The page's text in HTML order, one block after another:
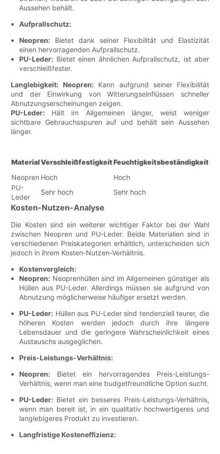
Aussehen behält.
Aufprallschutz:
Neopren: Bietet dank seiner Flexibilität und Elastizität
einen hervorragenden Aufprallschutz.
PU-Leder: Bietet einen ähnlichen Aufprallschutz, ist aber
verschleißfester.
Langlebigkeit: Neopren: Kann aufgrund seiner Flexibilität
und der Einwirkung von Witterungseinflüssen schneller
Abnutzungserscheinungen zeigen.
PU-Leder: Hält im Allgemeinen länger, weist weniger
sichtbare Gebrauchsspuren auf und behält sein Aussehen
länger.
MaterialVerschleißfestigkeitFeuchtigkeitsbeständigkeit
Neopren Hoch Hoch
PU-
Leder
Sehr hoch Sehr hoch
Kosten-Nutzen-Analyse
Die Kosten sind ein weiterer wichtiger Faktor bei der Wahl
zwischen Neopren und PU-Leder. Beide Materialien sind in
verschiedenen Preiskategorien erhältlich, unterscheiden sich
jedoch in ihrem Kosten-Nutzen-Verhältnis.
Kostenvergleich:
Neopren: Neoprenhüllen sind im Allgemeinen günstiger als
Hüllen aus PU-Leder. Allerdings müssen sie aufgrund von
Abnutzung möglicherweise häufiger ersetzt werden.
PU-Leder: Hüllen aus PU-Leder sind tendenziell teurer, die
höheren Kosten werden jedoch durch ihre längere
Lebensdauer und die geringere Wahrscheinlichkeit eines
Austauschs ausgeglichen.
Preis-Leistungs-Verhältnis:
Neopren: Bietet ein hervorragendes Preis-Leistungs-
Verhältnis, wenn man eine budgetfreundliche Option sucht.
PU-Leder: Bietet ein besseres Preis-Leistungs-Verhältnis,
wenn man bereit ist, in ein qualitativ hochwertigeres und
langlebigeres Produkt zu investieren.
Langfristige Kosteneffizienz: